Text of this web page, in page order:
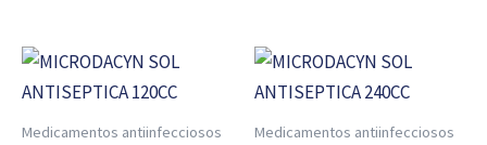
Medicamentos antiinfecciosos Medicamentos antiinfecciosos